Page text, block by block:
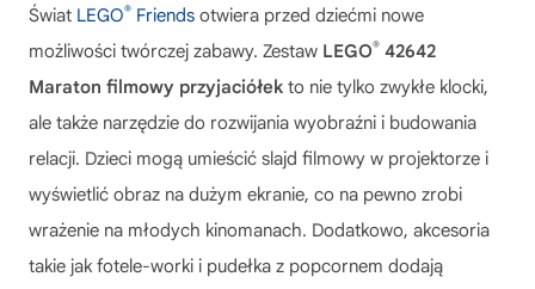
Świat LEGO® Friends otwiera przed dziećmi nowe
możliwości twórczej zabawy. Zestaw LEGO® 42642
Maraton filmowy przyjaciółek to nie tylko zwykłe klocki,
ale także narzędzie do rozwijania wyobraźni i budowania
relacji. Dzieci mogą umieścić slajd filmowy w projektorze i
wyświetlić obraz na dużym ekranie, co na pewno zrobi
wrażenie na młodych kinomanach. Dodatkowo, akcesoria
takie jak fotele-worki i pudełka z popcornem dodają